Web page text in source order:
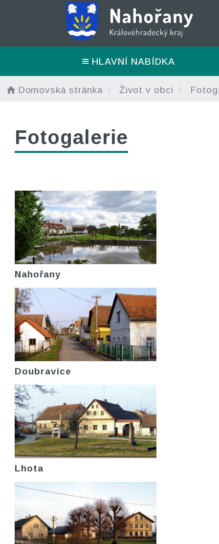
HLAVNÍ NABÍDKA
Domovská stránka Život v obci
Fotogalerie
Nahořany
Doubravice
Lhota